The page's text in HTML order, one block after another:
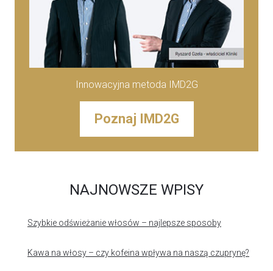
Innowacyjna metoda IMD2G
Poznaj IMD2G
NAJNOWSZE WPISY
Szybkie odświeżanie włosów – najlepsze sposoby
Kawa na włosy – czy kofeina wpływa na naszą czuprynę?